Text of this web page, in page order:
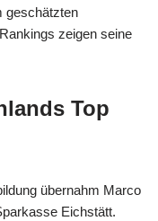
geschätzten
zeigen seine
Top
übernahm Marco
Eichstätt.